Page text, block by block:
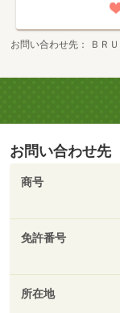
お問い合わせ先
ＢＲ
お問い合わせ先
商号
免許番号
所在地